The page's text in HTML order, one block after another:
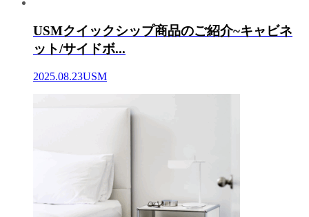
USMクイックシップ商品のご紹介~キャビネ
ット/サイドボ...
2025.08.23USM